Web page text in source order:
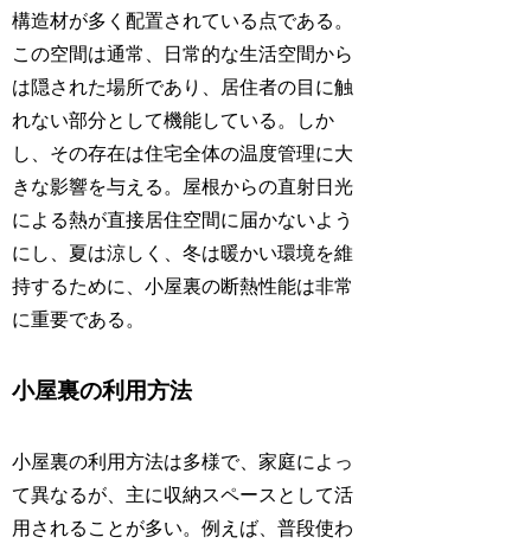
構造材が多く配置されている点である。
この空間は通常、日常的な生活空間から
は隠された場所であり、居住者の目に触
れない部分として機能している。しか
し、その存在は住宅全体の温度管理に大
きな影響を与える。屋根からの直射日光
による熱が直接居住空間に届かないよう
にし、夏は涼しく、冬は暖かい環境を維
持するために、小屋裏の断熱性能は非常
に重要である。
小屋裏の利用方法
小屋裏の利用方法は多様で、家庭によっ
て異なるが、主に収納スペースとして活
用されることが多い。例えば、普段使わ